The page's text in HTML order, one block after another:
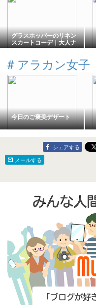
グラスホッパーのリネン
スカートコーデ｜大人ナ
チュラルコーデ
# アラカン女子
今日のご褒美デザート
シェアする
メールする